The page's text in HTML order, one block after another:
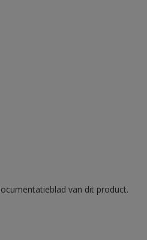
van dit product.